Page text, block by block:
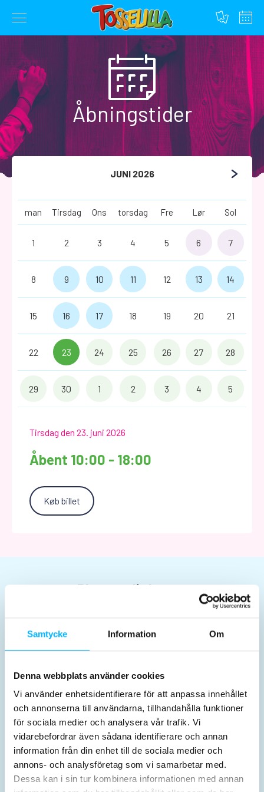
Samtycke Information Om
Denna webbplats använder cookies
Vi använder enhetsidentifierare för att anpassa innehållet
och annonserna till användarna, tillhandahålla funktioner
för sociala medier och analysera vår trafik. Vi
vidarebefordrar även sådana identifierare och annan
information från din enhet till de sociala medier och
annons- och analysföretag som vi samarbetar med.
Dessa kan i sin tur kombinera informationen med annan
Gå
til
indhold
Åbningstider
JUNI 2026
man Tirsdag Ons torsdag Fre Lør Sol
1 2 3 4 5 6 7
8 9 10 11 12 13 14
15 16 17 18 19 20 21
22 23 24 25 26 27 28
29 30 1 2 3 4 5
Tirsdag den 23. juni 2026
Åbent 10:00 - 18:00
Køb billet
Planera dit besøg
Billetter og priser Åbningstider